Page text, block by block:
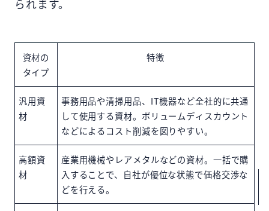
られます。
資材の
タイプ
特徴
汎用資
材
事務用品や清掃用品、IT機器など全社的に共通
して使用する資材。ボリュームディスカウント
などによるコスト削減を図りやすい。
高額資
材
産業用機械やレアメタルなどの資材。一括で購
入することで、自社が優位な状態で価格交渉な
どを行える。